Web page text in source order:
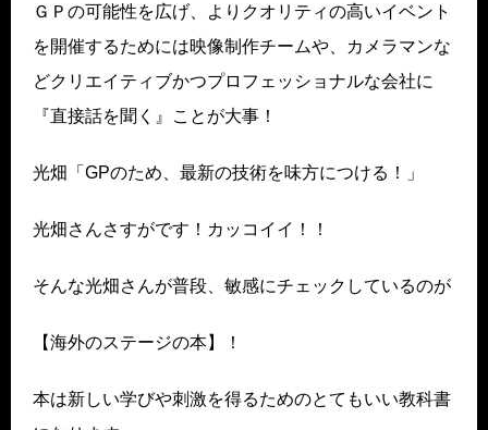
ＧＰの可能性を広げ、よりクオリティの高いイベント
を開催するためには映像制作チームや、カメラマンな
どクリエイティブかつプロフェッショナルな会社に
『直接話を聞く』ことが大事！
光畑「GPのため、最新の技術を味方につける！」
光畑さんさすがです！カッコイイ！！
そんな光畑さんが普段、敏感にチェックしているのが
【海外のステージの本】！
本は新しい学びや刺激を得るためのとてもいい教科書